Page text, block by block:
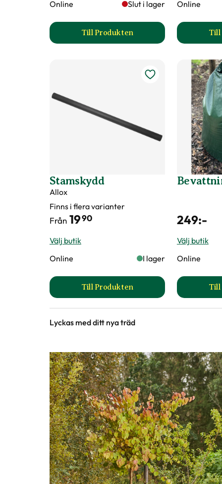
Blomningstid Maj
Höstfärg
Certifiering MPS
Vad betyder märkningen?
Norra och centrala Kina.
Online
Slut i lager
Till Produkten
till Träduppbindare väv
Online
Till
Stamskydd
Allox
Finns i flera varianter
Från 1990
Välj butik
Online
I lager
Till Produkten
till Stamskydd produktsida
249:-
Välj butik
Online
Till
Lyckas med ditt nya träd